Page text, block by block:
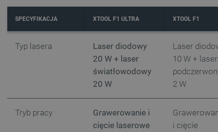
SPECYFIKACJA XTOOL F1 ULTRA XTOOL F1
Typ lasera
Laser diodowy
20 W + laser
światłowodowy
20 W
Laser
10 W + laser
2 W
Tryb pracy
Grawerowanie i
cięcie laserowe
i cięcie
botland.com.pl